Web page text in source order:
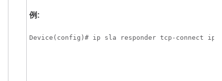
例:
Device(config)# ip sla responder tcp-connect